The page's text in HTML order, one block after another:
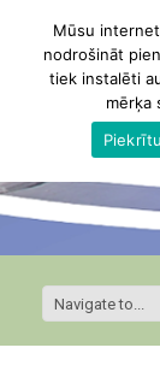
Mūsu
nodrošināt
tiek instalēti
mērķa
Piekrītu